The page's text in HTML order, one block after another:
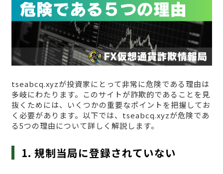
tseabcq.xyzが投資家にとって非常に危険である理由は
多岐にわたります。このサイトが詐欺的であることを見
抜くためには、いくつかの重要なポイントを把握してお
く必要があります。以下では、tseabcq.xyzが危険であ
る5つの理由について詳しく解説します。
1. 規制当局に登録されていない